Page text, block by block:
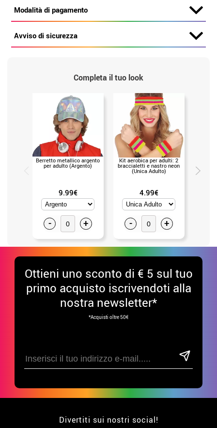
Modalità di pagamento
Avviso di sicurezza
Completa il tuo look
Berretto metallico argento
per adulto (Argento)
9.99€
- +
Kit aerobica per adulti: 2
braccialetti e nastro neon
(Unica Adulto)
4.99€
- +
Ottieni uno sconto di € 5 sul tuo
primo acquisto iscrivendoti alla
nostra newsletter*
*Acquisti oltre 50€
Divertiti sui nostri social!